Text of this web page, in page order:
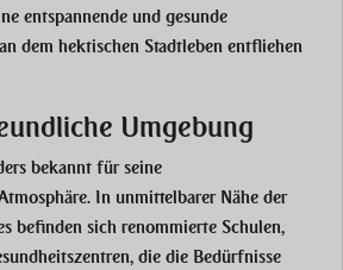
entspannende und gesunde
dem hektischen Stadtleben entfliehen
Umgebung
bekannt für seine
In unmittelbarer Nähe der
befinden sich renommierte Schulen,
, die die Bedürfnisse